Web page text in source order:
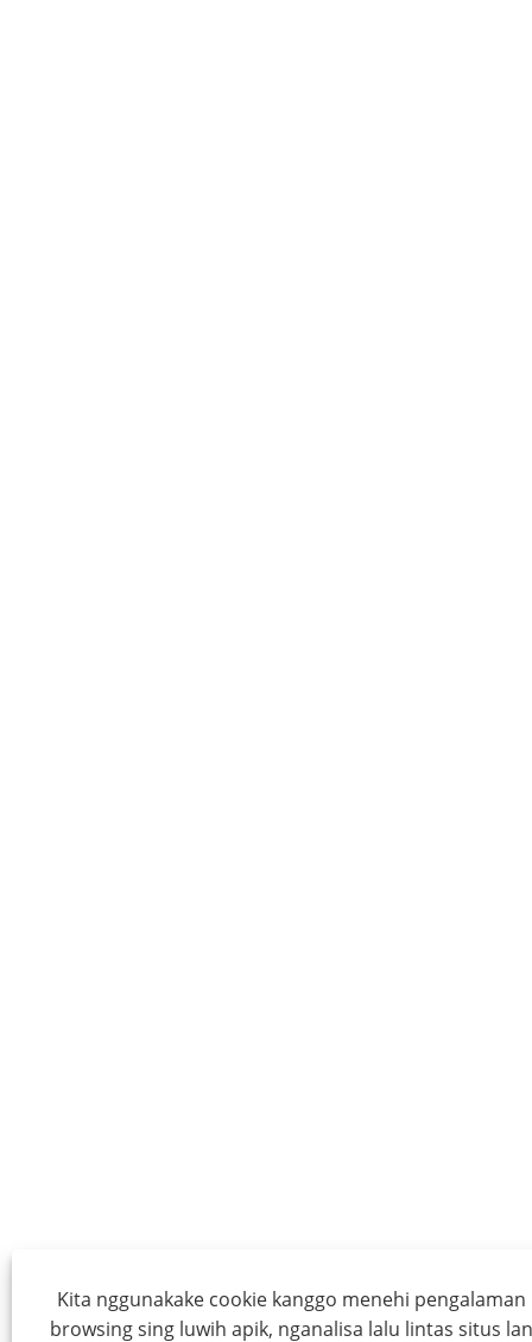
Kita nggunakake cookie kanggo menehi pengalaman
browsing sing luwih apik, nganalisa lalu lintas situs lan